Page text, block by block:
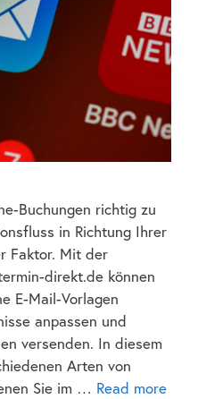
Buchungen richtig zu
in Richtung Ihrer
Faktor. Mit der
direkt.de können
E-Mail-Vorlagen
anpassen und
versenden. In diesem
Arten von
Sie im … Read more